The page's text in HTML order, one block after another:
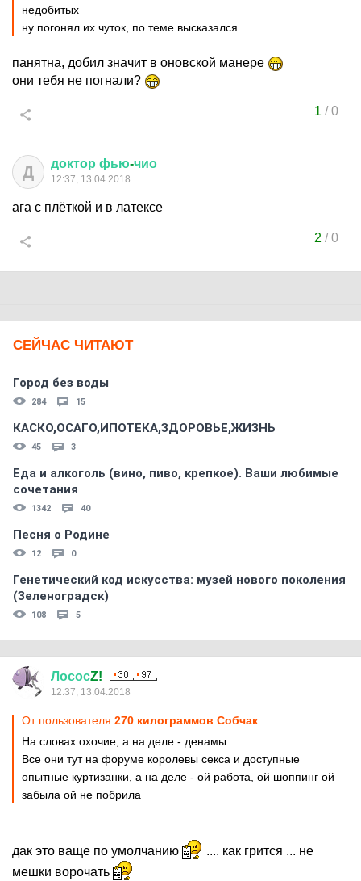
недобитых
ну погонял их чуток, по теме высказался...
панятна, добил значит в оновской манере
они тебя не погнали?
1 /0
Д доктор фью-чио
12:37, 13.04.2018
ага с плёткой и в латексе
2 /0
СЕЙЧАС ЧИТАЮТ
Город без воды
284 15
КАСКО,ОСАГО,ИПОТЕКА,ЗДОРОВЬЕ,ЖИЗНЬ
45 3
Еда и алкоголь (вино, пиво, крепкое). Ваши любимые
сочетания
1342 40
Песня о Родине
12 0
Генетический код искусства: музей нового поколения
(Зеленоградск)
108 5
ЛососZ!
12:37, 13.04.2018
От пользователя 270 килограммов Собчак
На словах охочие, а на деле - денамы.
Все они тут на форуме королевы секса и доступные
опытные куртизанки, а на деле - ой работа, ой шоппинг ой
забыла ой не побрила
дак это ваще по умолчанию
.... как грится ... не
мешки ворочать